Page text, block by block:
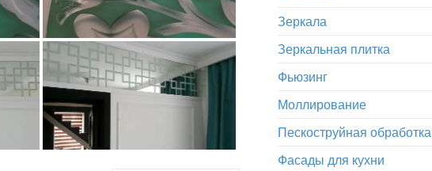
Зеркала
Зеркальная плитка
Фьюзинг
Моллирование
Пескоструйная обработка
Фасады для кухни